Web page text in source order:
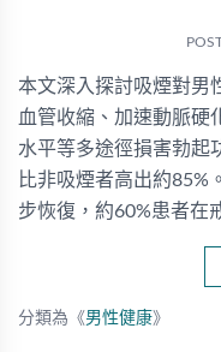
本文深入探討吸煙對男
血管收縮、加速動脈硬
水平等多途徑損害勃起
比非吸煙者高出約85%
步恢復，約60%患者在
分類為《男性健康》